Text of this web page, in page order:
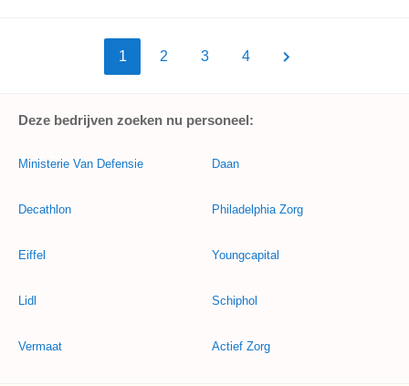
1 2 3 4
Deze bedrijven zoeken nu personeel:
Ministerie Van Defensie
Decathlon
Eiffel
Lidl
Vermaat
Daan
Philadelphia Zorg
Youngcapital
Schiphol
Actief Zorg